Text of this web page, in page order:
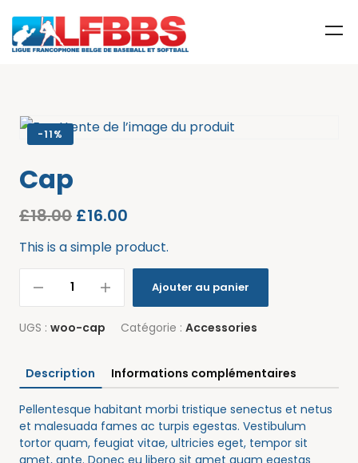
-11%
Cap
£18.00 £16.00
This is a simple product.
Ajouter au panier
UGS : woo-cap Catégorie : Accessories
Description Informations complémentaires
Pellentesque habitant morbi tristique senectus et netus
et malesuada fames ac turpis egestas. Vestibulum
tortor quam, feugiat vitae, ultricies eget, tempor sit
amet, ante. Donec eu libero sit amet quam egestas